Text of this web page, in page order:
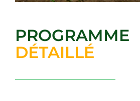
PROGRAMME
DÉTAILLÉ